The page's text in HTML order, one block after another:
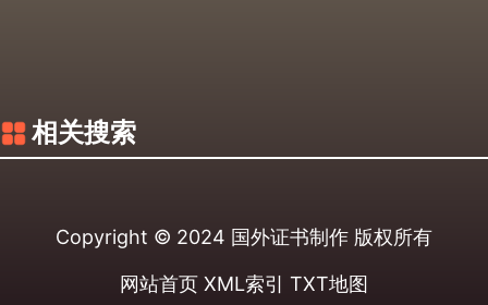
相关搜索
Copyright © 2024 国外证书制作 版权所有
网站首页 XML索引 TXT地图